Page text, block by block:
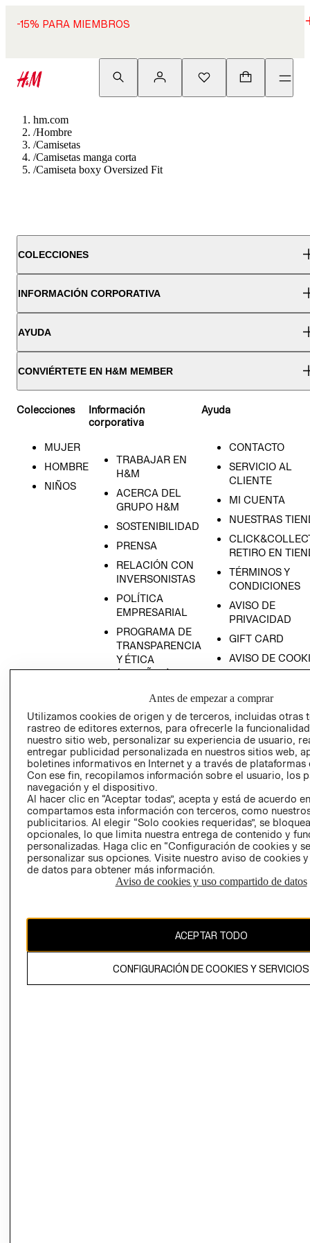
-15% PARA MIEMBROS
hm.com
/Hombre
/Camisetas
/Camisetas manga corta
/Camiseta boxy Oversized Fit
COLECCIONES
INFORMACIÓN CORPORATIVA
AYUDA
CONVIÉRTETE EN H&M MEMBER
Colecciones
MUJER
HOMBRE
NIÑOS
Información
corporativa
TRABAJAR EN
H&M
ACERCA DEL
GRUPO H&M
SOSTENIBILIDAD
PRENSA
RELACIÓN CON
INVERSONISTAS
POLÍTICA
EMPRESARIAL
PROGRAMA DE
TRANSPARENCIA
Y ÉTICA
(ESPAÑOL)
PROGRAMA DE
Y ÉTICA (INGLÉS)
Ayuda
CONTACTO
SERVICIO AL
CLIENTE
MI CUENTA
NUESTRAS
RETIRO EN
TÉRMINOS Y
CONDICIONES
AVISO DE
PRIVACIDAD
GIFT CARD
AVISO DE
COMERCIO - SIC
PETICIONES
QUEJAS Y
RECLAMOS
Colombia ($)
CAMBIAR REGIÓN
El contenido de esta página web está protegido por copyright y es
Antes de empezar a comprar
Utilizamos cookies de origen y de terceros, incluidas otras
rastreo de editores externos, para ofrecerle la
nuestro sitio web, personalizar su experiencia de usuario,
entregar publicidad personalizada en nuestros sitios web,
boletines informativos en Internet y a través de plataformas
Con ese fin, recopilamos información sobre el usuario, los
navegación y el dispositivo.
Al hacer clic en “Aceptar todas”, acepta y está de acuerdo
compartamos esta información con terceros, como
publicitarios. Al elegir “Solo cookies requeridas”, se
opcionales, lo que limita nuestra entrega de contenido y
personalizadas. Haga clic en “Configuración de cookies y
personalizar sus opciones. Visite nuestro aviso de cookies
de datos para obtener más información.
Aviso de cookies y uso compartido de datos
ACEPTAR TODO
CONFIGURACIÓN DE COOKIES Y SERVICIOS